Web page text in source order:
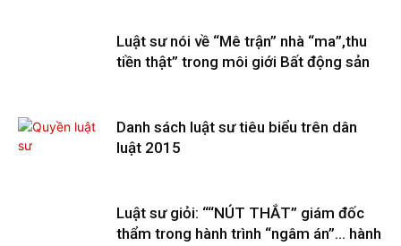
Luật sư nói về “Mê trận” nhà “ma”,thu
tiền thật” trong môi giới Bất động sản
Danh sách luật sư tiêu biểu trên dân
luật 2015
Luật sư giỏi: ““NÚT THẮT” giám đốc
thẩm trong hành trình “ngâm án”… hành